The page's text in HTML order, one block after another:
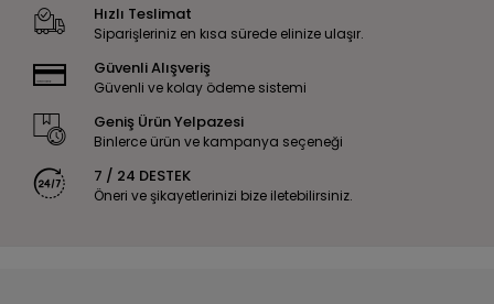
Hızlı Teslimat
Siparişleriniz en kısa sürede elinize ulaşır.
Güvenli Alışveriş
Güvenli ve kolay ödeme sistemi
Geniş Ürün Yelpazesi
Binlerce ürün ve kampanya seçeneği
7 / 24 DESTEK
Öneri ve şikayetlerinizi bize iletebilirsiniz.